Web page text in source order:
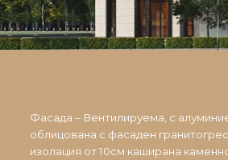
Фасада – Вентилируема, с
облицована с фасаден
изолация от 10см каширана